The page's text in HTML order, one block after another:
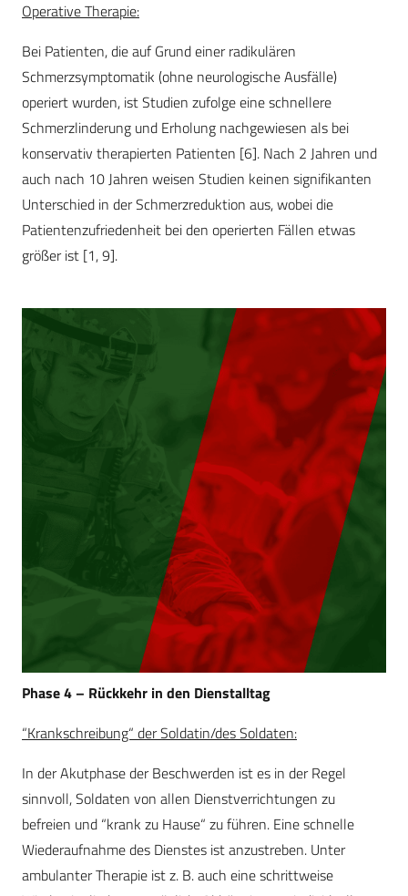
Operative Therapie:
Bei Patienten, die auf Grund einer radikulären
Schmerzsymptomatik (ohne neurologische Ausfälle)
operiert wurden, ist Studien zufolge eine schnellere
Schmerzlinderung und Erholung nachgewiesen als bei
konservativ therapierten Patienten [6]. Nach 2 Jahren und
auch nach 10 Jahren weisen Studien keinen signifikanten
Unterschied in der Schmerzreduktion aus, wobei die
Patientenzufriedenheit bei den operierten Fällen etwas
größer ist [1, 9].
Phase 4 – Rückkehr in den Dienstalltag
“Krankschreibung“ der Soldatin/des Soldaten:
In der Akutphase der Beschwerden ist es in der Regel
sinnvoll, Soldaten von allen Dienstverrichtungen zu
befreien und “krank zu Hause“ zu führen. Eine schnelle
Wiederaufnahme des Dienstes ist anzustreben. Unter
ambulanter Therapie ist z. B. auch eine schrittweise